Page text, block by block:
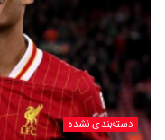
دسته‌بندی نشده